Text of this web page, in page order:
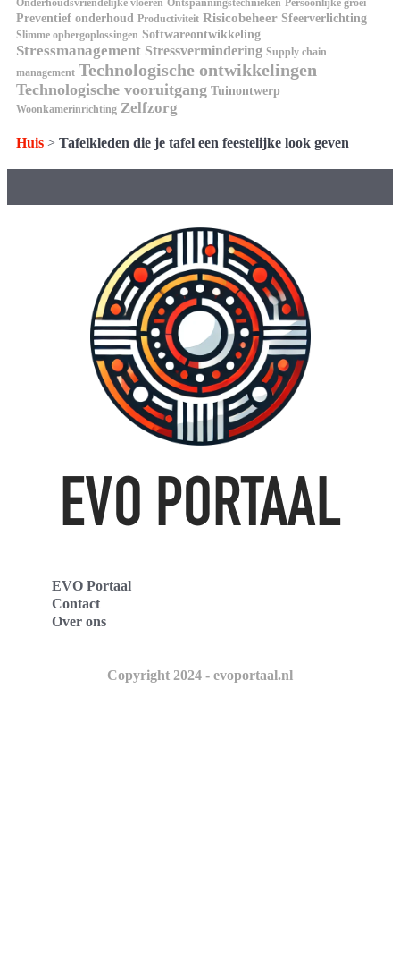
Onderhoudsvriendelijke vloeren Ontspanningstechnieken Persoonlijke groei
Preventief onderhoud Productiviteit Risicobeheer Sfeerverlichting
Slimme opbergoplossingen Softwareontwikkeling
Stressmanagement Stressvermindering Supply chain
management Technologische ontwikkelingen
Technologische vooruitgang Tuinontwerp
Woonkamerinrichting Zelfzorg
Huis > Tafelkleden die je tafel een feestelijke look geven
EVO Portaal
Contact
Over ons
Copyright 2024 - evoportaal.nl